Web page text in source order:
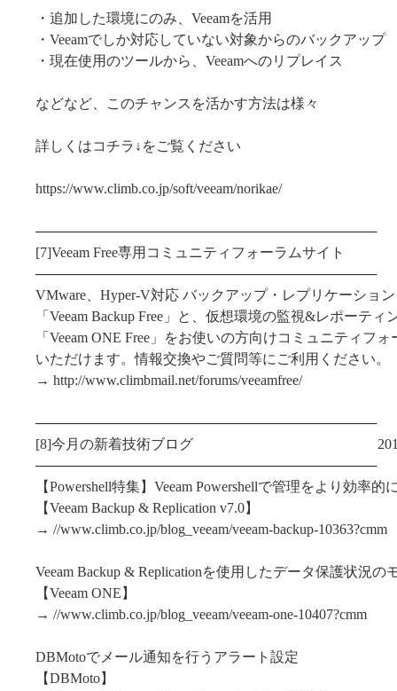
・追加した環境にのみ、Veeamを活用
・Veeamでしか対応していない対象からのバックアップ
・現在使用のツールから、Veeamへのリプレイス
などなど、このチャンスを活かす方法は様々
詳しくはコチラ↓をご覧ください
https://www.climb.co.jp/soft/veeam/norikae/
───────────────────────────────────
[7]Veeam Free専用コミュニティフォーラムサイト
───────────────────────────────────
VMware、Hyper-V対応 バックアップ・レプリケーショ
「Veeam Backup Free」と、仮想環境の監視&レポーテ
「Veeam ONE Free」をお使いの方向けコミュニティフ
いただけます。情報交換やご質問等にご利用ください。
→ http://www.climbmail.net/forums/veeamfree/
───────────────────────────────────
[8]今月の新着技術ブログ 2014/3/1
───────────────────────────────────
【Powershell特集】Veeam Powershellで管理をより効率的
【Veeam Backup & Replication v7.0】
→ //www.climb.co.jp/blog_veeam/veeam-backup-10363?cmm
Veeam Backup & Replicationを使用したデータ保護状況の
【Veeam ONE】
→ //www.climb.co.jp/blog_veeam/veeam-one-10407?cmm
DBMotoでメール通知を行うアラート設定
【DBMoto】